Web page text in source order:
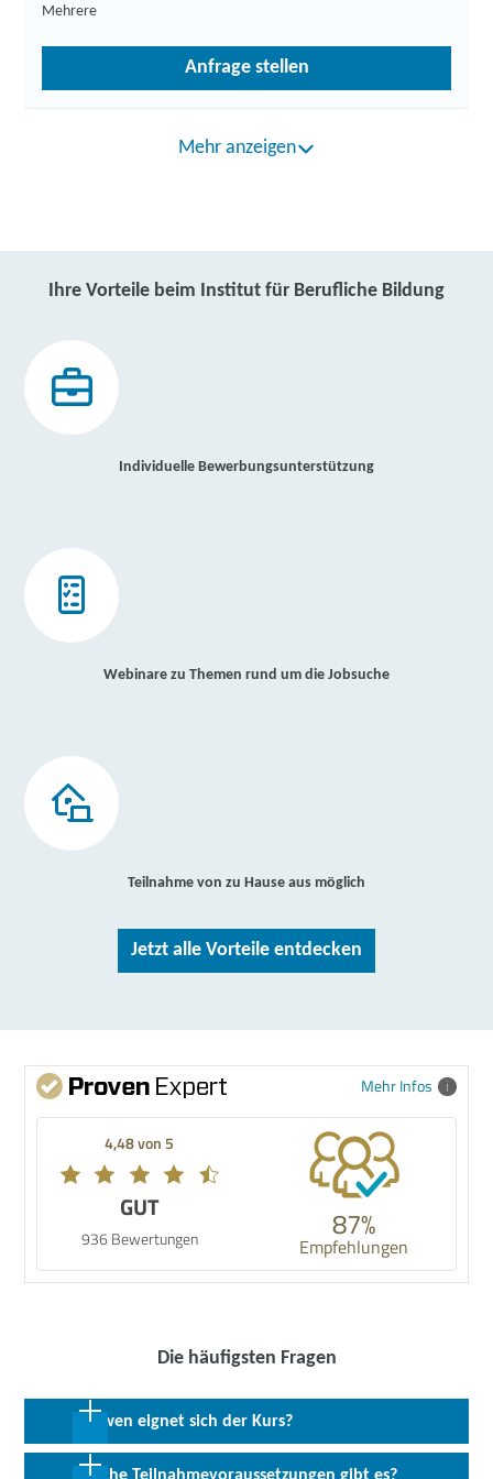
Mehrere
Anfrage stellen
Mehr anzeigen
Ihre Vorteile beim Institut für Berufliche Bildung
Individuelle Bewerbungsunterstützung
Webinare zu Themen rund um die Jobsuche
Teilnahme von zu Hause aus möglich
Jetzt alle Vorteile entdecken
Mehr Infos
4,48 von 5
GUT
936 Bewertungen 87%
Empfehlungen
Die häufigsten Fragen
Für wen eignet sich der Kurs?
Diese Kompetenzerweiterung richtet sich an Arbeitslose sowie
Welche Teilnahmevoraussetzungen gibt es?